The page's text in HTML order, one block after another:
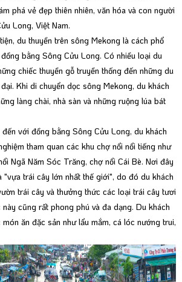
phá vẻ đẹp thiên nhiên, văn hóa và con người
Long, Việt Nam.
du thuyền trên sông Mekong là cách phổ
bằng Sông Cửu Long. Có nhiều loại du
chiếc thuyền gỗ truyền thống đến những du
Khi di chuyển dọc sông Mekong, du khách
làng chài, nhà sàn và những ruộng lúa bát
với đồng bằng Sông Cửu Long, du khách
tham quan các khu chợ nổi nổi tiếng như
Ngã Năm Sóc Trăng, chợ nổi Cái Bè. Nơi đây
"vựa trái cây lớn nhất thế giới", do đó du khách
trái cây và thưởng thức các loại trái cây tươi
cũng rất phong phú và đa dạng. Du khách
ăn đặc sản như lẩu mắm, cá lóc nướng trui,